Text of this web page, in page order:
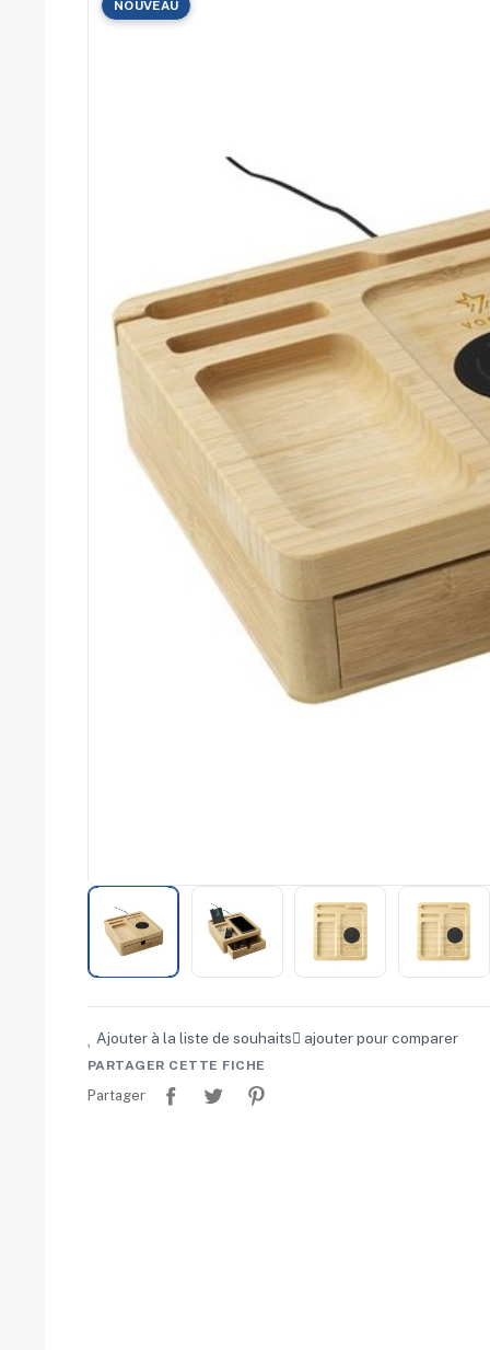
Cérémonies
Comités d'entreprise
Agences
événementielles
Hôtellerie
Restauration
Domaines viticoles
Maisons de luxe
Marchés publics
Chambres de
NOUVEAU
Ajouter à la liste de souhaits ajouter pour comparer
PARTAGER CETTE FICHE
Partager